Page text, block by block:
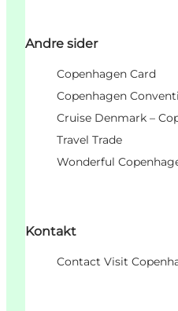
Andre sider
Copenhagen Card
Copenhagen
Cruise Denmark –
Travel Trade
Wonderful
Kontakt
Contact Visit